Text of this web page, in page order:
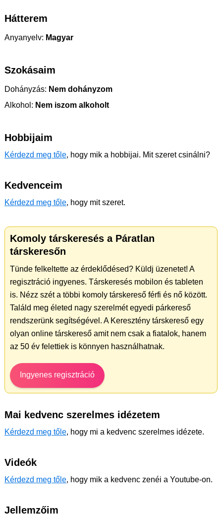
Hátterem
Anyanyelv: Magyar
Szokásaim
Dohányzás: Nem dohányzom
Alkohol: Nem iszom alkoholt
Hobbijaim
Kérdezd meg tőle, hogy mik a hobbijai. Mit szeret csinálni?
Kedvenceim
Kérdezd meg tőle, hogy mit szeret.
Komoly társkeresés a Páratlan
társkeresőn
Tünde felkeltette az érdeklődésed? Küldj üzenetet! A
regisztráció ingyenes. Társkeresés mobilon és tableten
is. Nézz szét a többi komoly társkereső férfi és nő között.
Találd meg életed nagy szerelmét egyedi párkereső
rendszerünk segítségével. A Keresztény társkereső egy
olyan online társkereső amit nem csak a fiatalok, hanem
az 50 év felettiek is könnyen használhatnak.
Ingyenes regisztráció
Mai kedvenc szerelmes idézetem
Kérdezd meg tőle, hogy mi a kedvenc szerelmes idézete.
Videók
Kérdezd meg tőle, hogy mik a kedvenc zenéi a Youtube-on.
Jellemzőim